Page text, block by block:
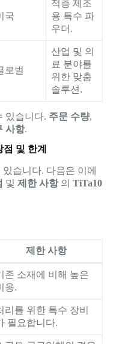
국
적층 제조
용 특수 파
우더.
로벌
산업 및 의
료 분야를
위한 맞춤
솔루션.
있습니다. 주문 수량,
사항.
및 한계
습니다. 다음은 이에
및 제한 사항의 TiTa10
제한 사항
존 소재에 비해 높은
용.
리를 위한 특수 장비
필요합니다.